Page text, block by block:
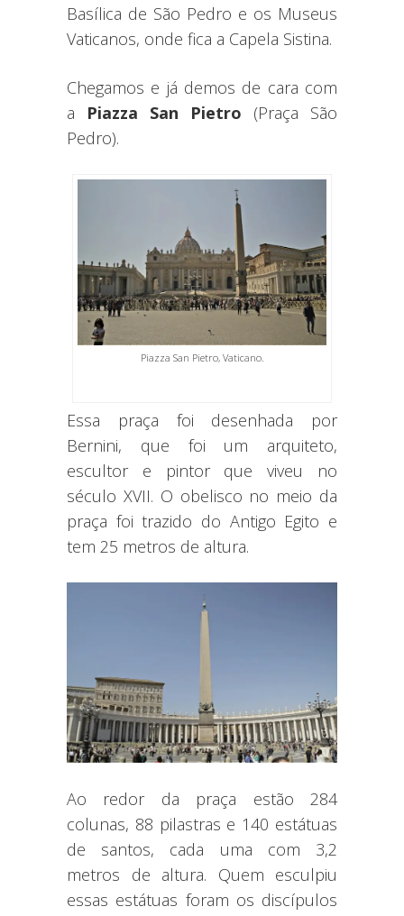
Basílica de São Pedro e os Museus
Vaticanos, onde fica a Capela Sistina.
Chegamos e já demos de cara com
a Piazza San Pietro (Praça São
Pedro).
Piazza San Pietro, Vaticano.
Essa praça foi desenhada por
Bernini, que foi um arquiteto,
escultor e pintor que viveu no
século XVII. O obelisco no meio da
praça foi trazido do Antigo Egito e
tem 25 metros de altura.
Ao redor da praça estão 284
colunas, 88 pilastras e 140 estátuas
de santos, cada uma com 3,2
metros de altura. Quem esculpiu
essas estátuas foram os discípulos